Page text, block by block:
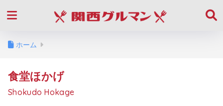
ホーム
食堂ほかげ
Shokudo Hokage